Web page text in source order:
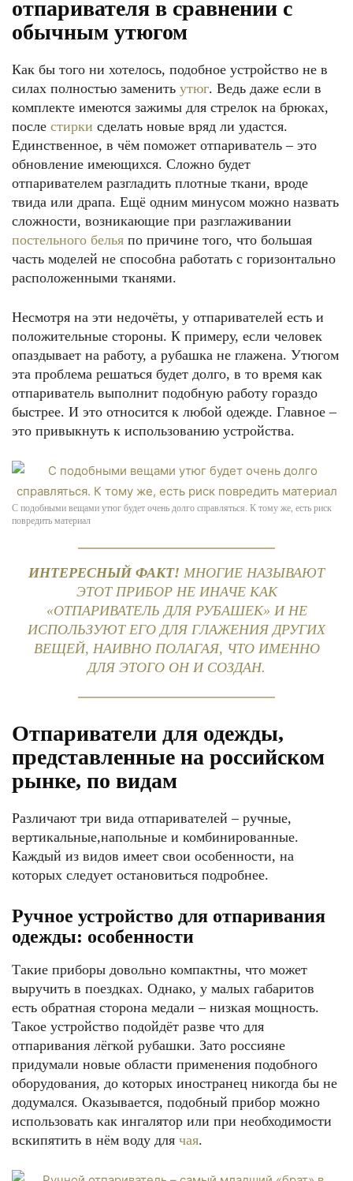
отпаривателя в сравнении с
обычным утюгом
Как бы того ни хотелось, подобное устройство не в
силах полностью заменить утюг. Ведь даже если в
комплекте имеются зажимы для стрелок на брюках,
после стирки сделать новые вряд ли удастся.
Единственное, в чём поможет отпариватель – это
обновление имеющихся. Сложно будет
отпаривателем разгладить плотные ткани, вроде
твида или драпа. Ещё одним минусом можно назвать
сложности, возникающие при разглаживании
постельного белья по причине того, что большая
часть моделей не способна работать с горизонтально
расположенными тканями.
Несмотря на эти недочёты, у отпаривателей есть и
положительные стороны. К примеру, если человек
опаздывает на работу, а рубашка не глажена. Утюгом
эта проблема решаться будет долго, в то время как
отпариватель выполнит подобную работу гораздо
быстрее. И это относится к любой одежде. Главное –
это привыкнуть к использованию устройства.
С подобными вещами утюг будет очень долго справляться. К тому же, есть риск
повредить материал
ИНТЕРЕСНЫЙ ФАКТ! МНОГИЕ НАЗЫВАЮТ
ЭТОТ ПРИБОР НЕ ИНАЧЕ КАК
«ОТПАРИВАТЕЛЬ ДЛЯ РУБАШЕК» И НЕ
ИСПОЛЬЗУЮТ ЕГО ДЛЯ ГЛАЖЕНИЯ ДРУГИХ
ВЕЩЕЙ, НАИВНО ПОЛАГАЯ, ЧТО ИМЕННО
ДЛЯ ЭТОГО ОН И СОЗДАН.
Отпариватели для одежды,
представленные на российском
рынке, по видам
Различают три вида отпаривателей – ручные,
вертикальные,напольные и комбинированные.
Каждый из видов имеет свои особенности, на
которых следует остановиться подробнее.
Ручное устройство для отпаривания
одежды: особенности
Такие приборы довольно компактны, что может
выручить в поездках. Однако, у малых габаритов
есть обратная сторона медали – низкая мощность.
Такое устройство подойдёт разве что для
отпаривания лёгкой рубашки. Зато россияне
придумали новые области применения подобного
оборудования, до которых иностранец никогда бы не
додумался. Оказывается, подобный прибор можно
использовать как ингалятор или при необходимости
вскипятить в нём воду для чая.